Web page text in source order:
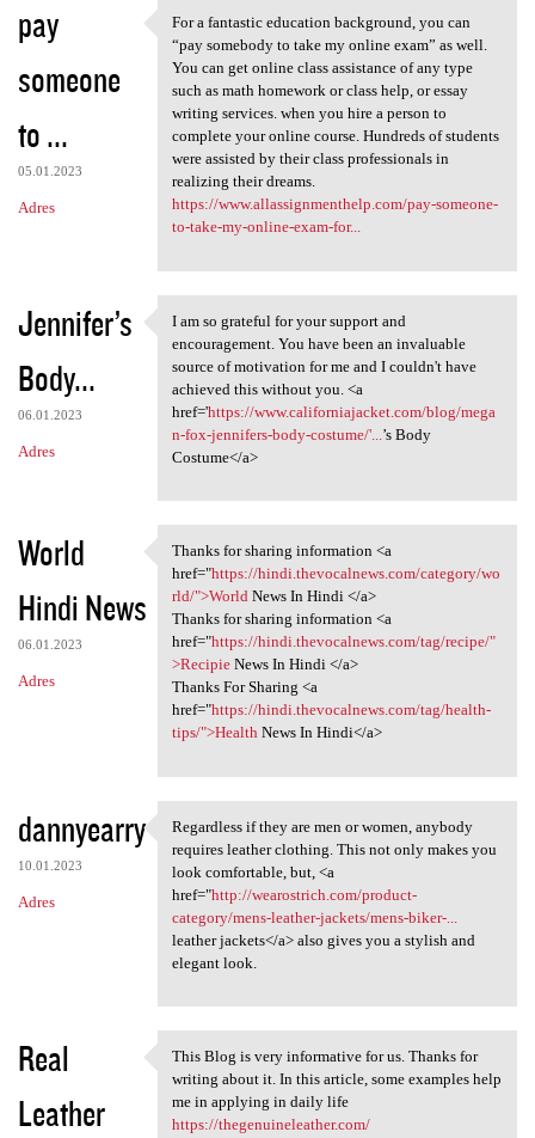
pay
someone
to ...
05.01.2023
Adres
For a fantastic education
For a fantastic education background, you can
“pay somebody to take my online exam” as well.
You can get online class assistance of any type
such as math homework or class help, or essay
writing services. when you hire a person to
complete your online course. Hundreds of students
were assisted by their class professionals in
realizing their dreams.
https://www.allassignmenthelp.com/pay-someone-
to-take-my-online-exam-for...
Jennifer’s
Body...
06.01.2023
Adres
I am so grateful for your
I am so grateful for your support and
encouragement. You have been an invaluable
source of motivation for me and I couldn't have
achieved this without you. <a
href='https://www.californiajacket.com/blog/mega
n-fox-jennifers-body-costume/'... ’s Body
Costume</a>
World
Hindi News
06.01.2023
Adres
Thanks for sharing
Thanks for sharing information <a
href="https://hindi.thevocalnews.com/category/wo
rld/">WorldNews In Hindi </a>
Thanks for sharing information <a
href="https://hindi.thevocalnews.com/tag/recipe/"
>RecipieNews In Hindi </a>
Thanks For Sharing <a
href="https://hindi.thevocalnews.com/tag/health-
tips/">HealthNews In Hindi</a>
dannyearry
10.01.2023
Adres
Regardless if they are men or
Regardless if they are men or women, anybody
requires leather clothing. This not only makes you
look comfortable, but, <a
href="http://wearostrich.com/product-
category/mens-leather-jackets/mens-biker-...
leather jackets</a> also gives you a stylish and
elegant look.
Real
Leather
This Blog is very informative
This Blog is very informative for us. Thanks for
writing about it. In this article, some examples help
me in applying in daily life
https://thegenuineleather.com/